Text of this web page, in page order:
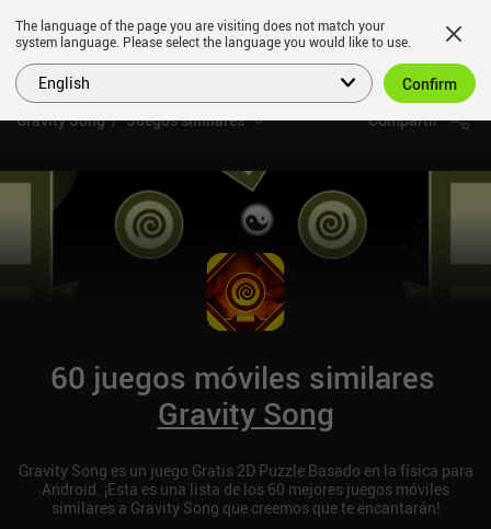
Gravity Song Juegos similares Compartir
60 juegos móviles similares
Gravity Song
Gravity Song es un juego Gratis 2D Puzzle Basado en la física para
Android. ¡Esta es una lista de los 60 mejores juegos móviles
similares a Gravity Song que creemos que te encantarán!
The language of the page you are visiting does not match your
system language. Please select the language you would like to use.
English Confirm